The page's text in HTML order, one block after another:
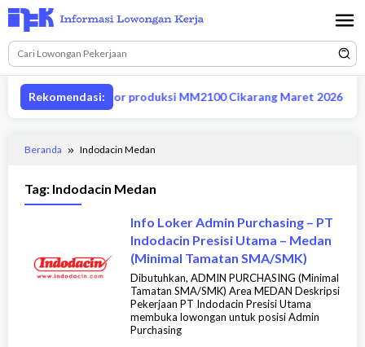
Loncat
ke
konten
Rekomendasi:
Lowongan supervisor produksi MM2100 Cikarang Maret 2026
Beranda Indodacin Medan
Tag: Indodacin Medan
Info Loker Admin Purchasing – PT
Indodacin Presisi Utama – Medan
(Minimal Tamatan SMA/SMK)
Dibutuhkan, ADMIN PURCHASING (Minimal
Tamatan SMA/SMK) Area MEDAN Deskripsi
Pekerjaan PT Indodacin Presisi Utama
membuka lowongan untuk posisi Admin
Purchasing